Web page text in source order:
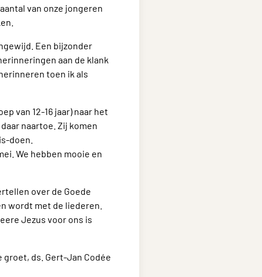
van onze jongeren
Een bijzonder
aan de klank
toen ik als
van 12-16 jaar) naar het
naartoe. Zij komen
doen.
We hebben mooie en
over de Goede
wordt met de liederen.
Jezus voor ons is
groet, ds. Gert-Jan Codée